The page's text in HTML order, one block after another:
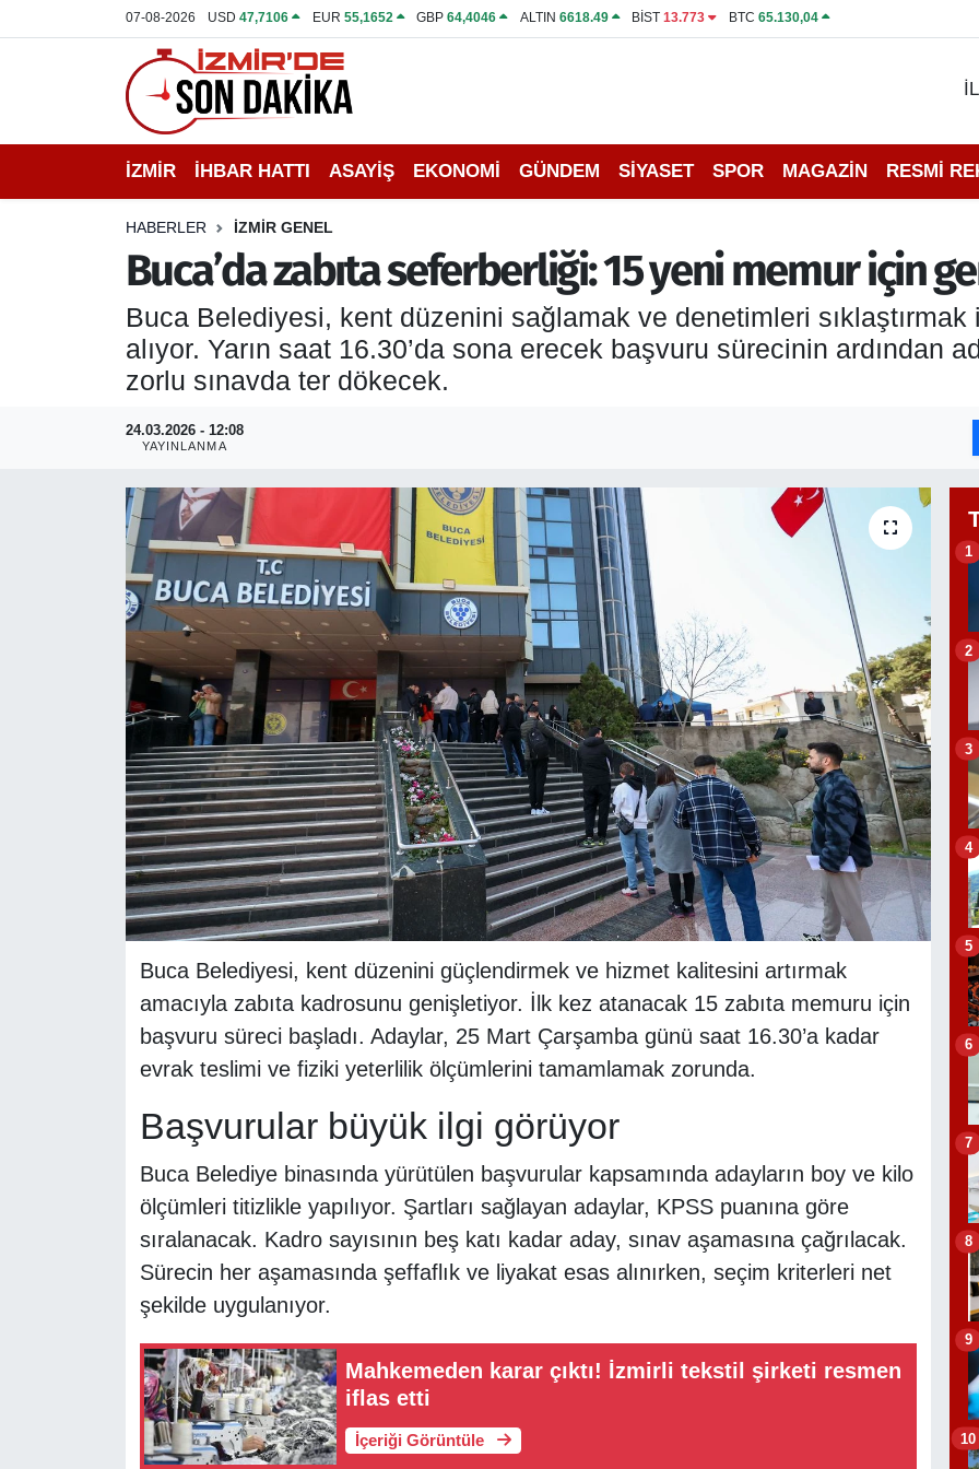
07-08-2026 USD47,7106 EUR 55,1652 GBP64,4046 ALTIN 6618.49 BİST13.773 BTC 65.130,04
İZMİR İHBAR HATTI ASAYİŞ EKONOMİ GÜNDEM SİYASET SPOR MAGAZİN RESMİ
HABERLER İZMİR GENEL
Buca’da zabıta seferberliği: 15 yeni memur için
Buca Belediyesi, kent düzenini sağlamak ve denetimleri sıklaştırmak
alıyor. Yarın saat 16.30’da sona erecek başvuru sürecinin ardından
zorlu sınavda ter dökecek.
24.03.2026 - 12:08
YAYINLANMA
Buca Belediyesi, kent düzenini güçlendirmek ve hizmet kalitesini artırmak
amacıyla zabıta kadrosunu genişletiyor. İlk kez atanacak 15 zabıta memuru için
başvuru süreci başladı. Adaylar, 25 Mart Çarşamba günü saat 16.30’a kadar
evrak teslimi ve fiziki yeterlilik ölçümlerini tamamlamak zorunda.
Başvurular büyük ilgi görüyor
Buca Belediye binasında yürütülen başvurular kapsamında adayların boy ve kilo
ölçümleri titizlikle yapılıyor. Şartları sağlayan adaylar, KPSS puanına göre
sıralanacak. Kadro sayısının beş katı kadar aday, sınav aşamasına çağrılacak.
Sürecin her aşamasında şeffaflık ve liyakat esas alınırken, seçim kriterleri net
şekilde uygulanıyor.
Mahkemeden karar çıktı! İzmirli tekstil şirketi resmen
iflas etti
İçeriği Görüntüle
1
2
3
4
5
6
7
8
9
10
İHBAR HATTI
DEPREM
EKONOMİ
SİYASET
RESMİ REKLAM
İzmir Nöbetçi Eczaneler
İzmir Hava Durumu
İzmir Namaz Vakitleri
İzmir Trafik Yoğunluk Haritası
Puan Durumu ve Fikstür
Tüm Manşetler